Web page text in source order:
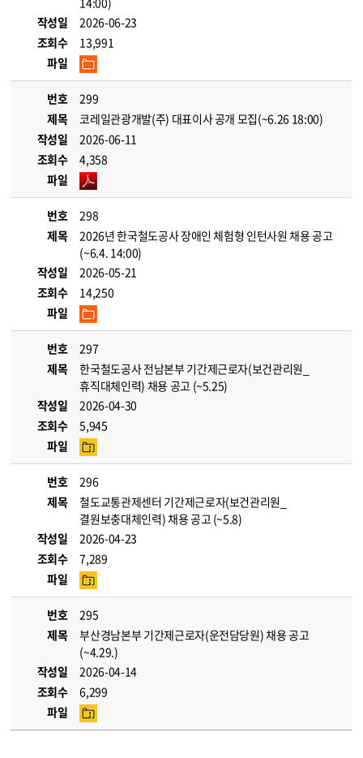
작성일
2026-06-23
조회수
13,991
파일
번호
299
제목
코레일관광개발(주) 대표이사 공개 모집(~6.26 18:00)
작성일
2026-06-11
조회수
4,358
파일
번호
298
제목
2026년 한국철도공사 장애인 체험형 인턴사원 채용 공고
(~6.4. 14:00)
작성일
2026-05-21
조회수
14,250
파일
번호
297
제목
한국철도공사 전남본부 기간제근로자(보건관리원_
휴직대체인력) 채용 공고 (~5.25)
작성일
2026-04-30
조회수
5,945
파일
번호
296
제목
철도교통관제센터 기간제근로자(보건관리원_
결원보충대체인력) 채용 공고 (~5.8)
작성일
2026-04-23
조회수
7,289
파일
번호
295
제목
부산경남본부 기간제근로자(운전담당원) 채용 공고
(~4.29.)
작성일
2026-04-14
조회수
6,299
파일